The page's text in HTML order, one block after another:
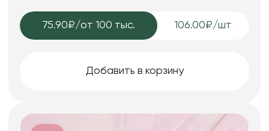
75.90₽/от 100 тыс. 106.00₽/шт
Добавить в корзину